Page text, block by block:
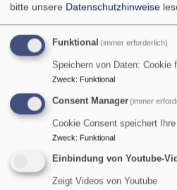
bitte unsere Datenschutzhinweise
Funktional (immer erforderlich)
Speichern von Daten: Cookie
Zweck: Funktional
Consent Manager(immer
Cookie Consent speichert
Zweck: Funktional
Einbindung von Youtube-
Zeigt Videos von Youtube